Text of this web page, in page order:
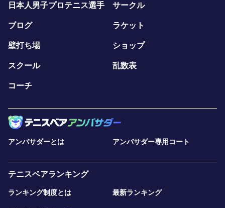
日本人男子プロテニス選手 サークル
ブログ ラケット
壁打ち場 ショップ
スクール 乱数表
コーチ
アンバサダーとは アンバサダー専用コート
テニスベアランキング
ランキング制度とは 最新ランキング